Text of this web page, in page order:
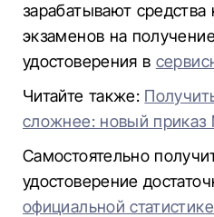
зарабатывают
экзаменов на
удостоверения в
Читайте также:
сложнее: новый
Самостоятельно
удостоверение
официальной статистике